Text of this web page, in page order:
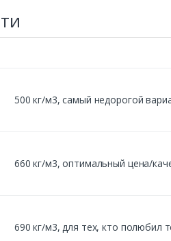
500 кг/м3, cамый недорогой
660 кг/м3, оптимальный цена/
690 кг/м3, для тех, кто полюбил